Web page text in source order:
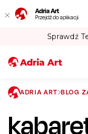
Adria Art
Przejdź do aplikacji
Sprawdź
ADRIA ART BLOG